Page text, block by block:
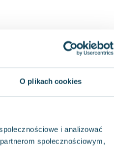
O plikach cookies
i analizować
społecznościowym,